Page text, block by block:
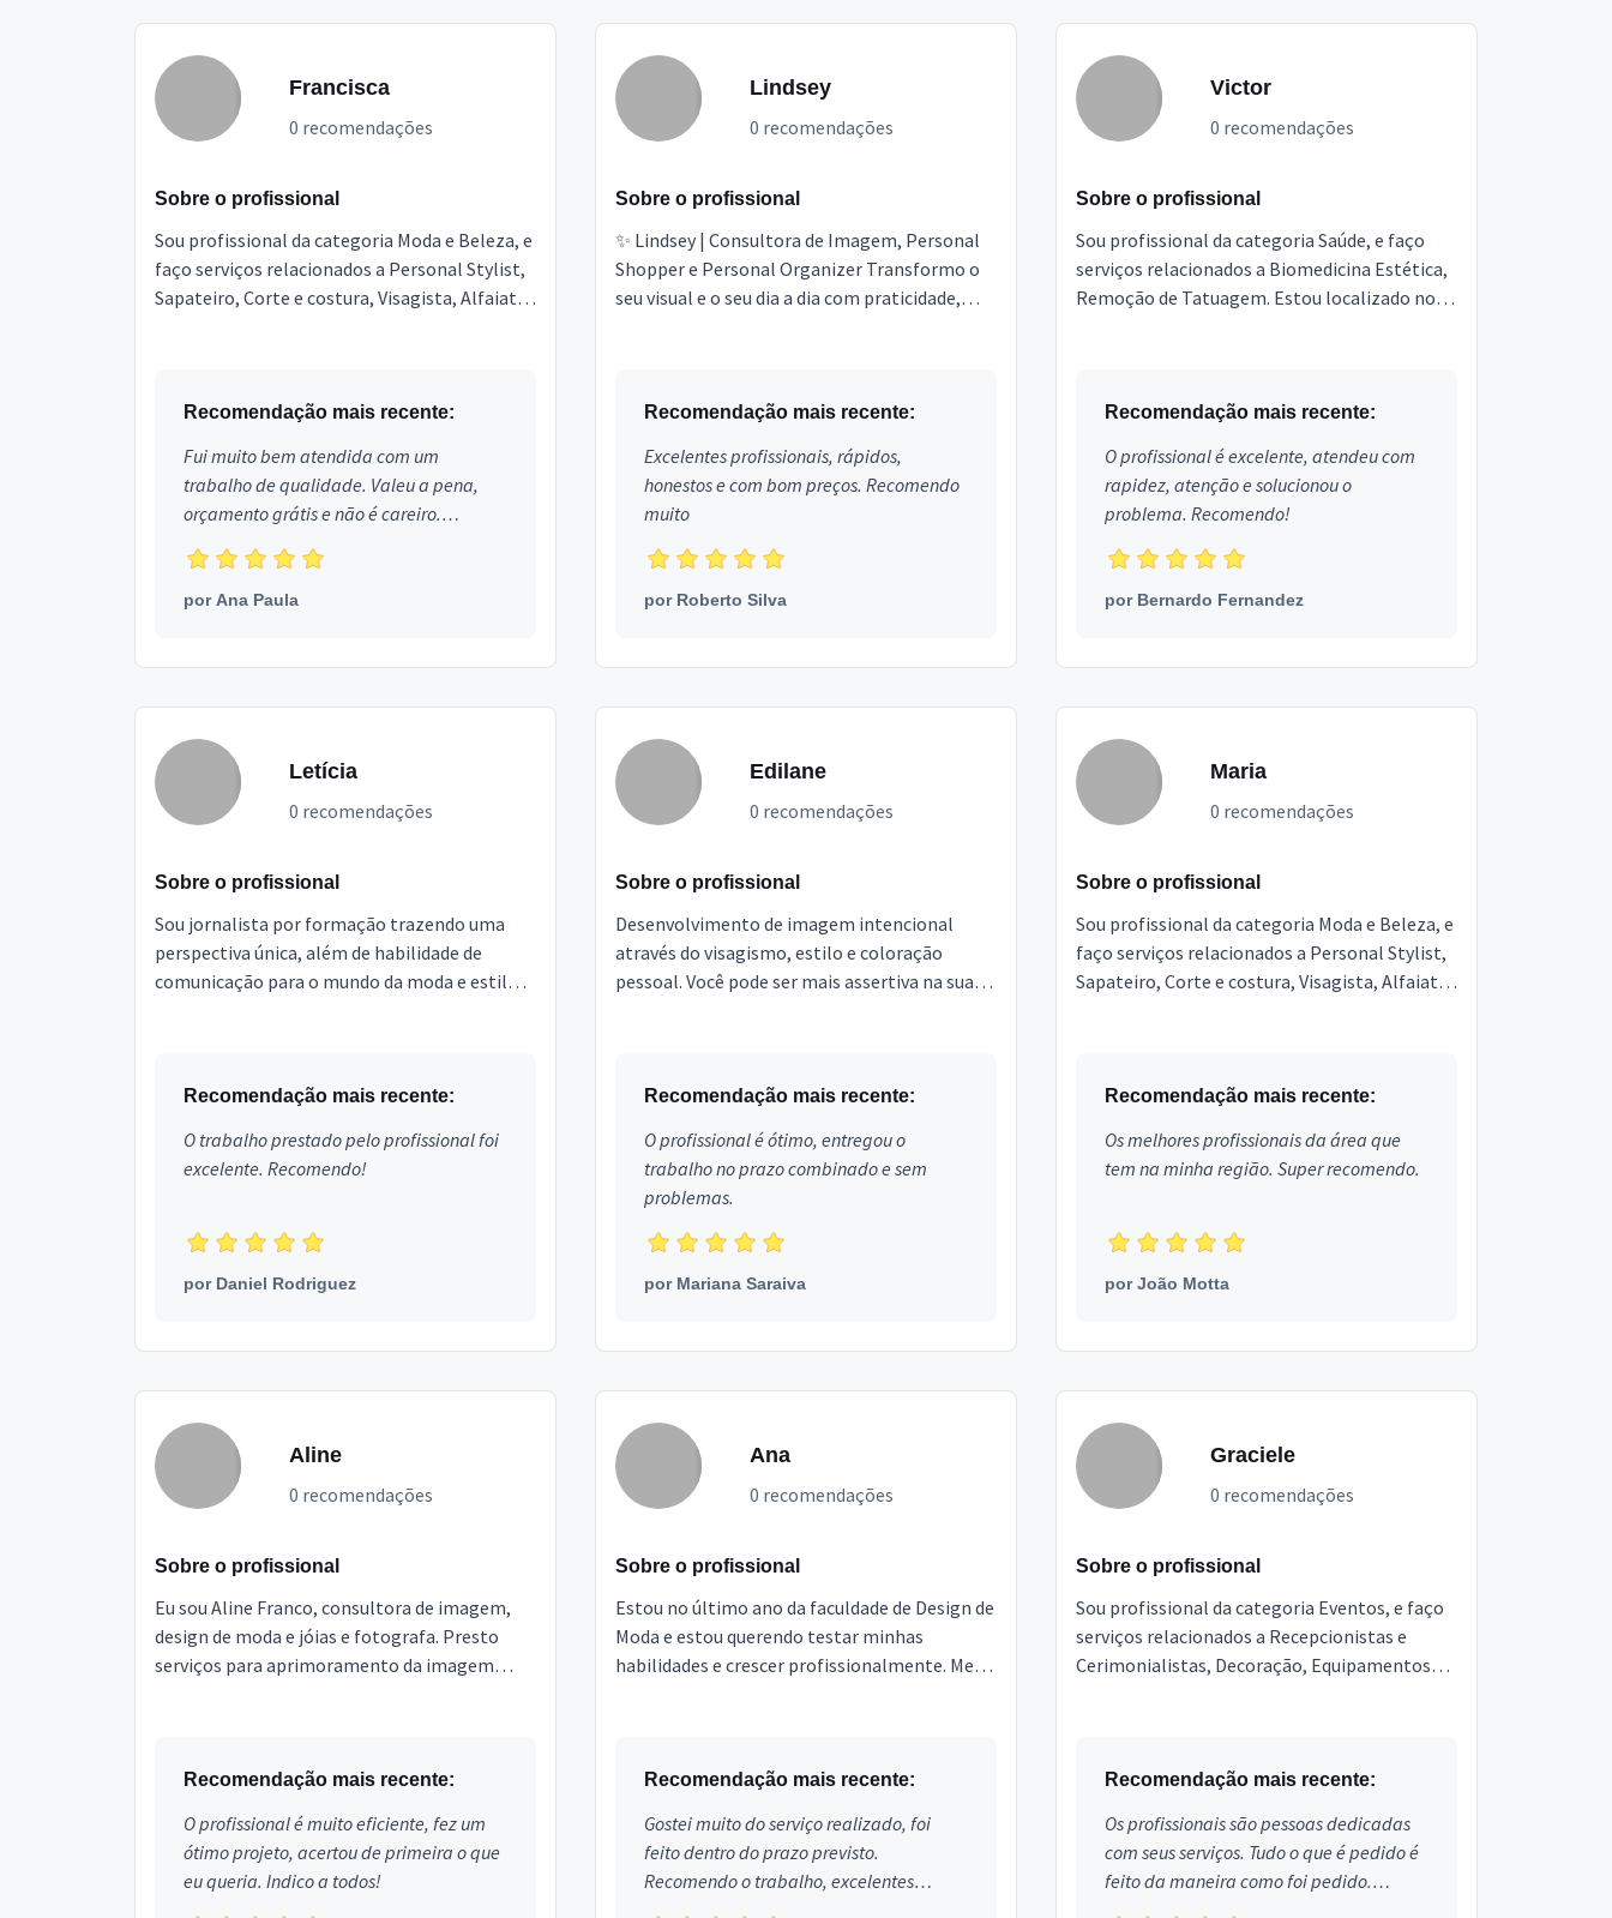
Francisca
0 recomendações
Sobre o profissional
Sou profissional da categoria Moda e Beleza, e
faço serviços relacionados a Personal Stylist,
Sapateiro, Corte e costura, Visagista, Alfaiate.
Recomendação mais recente:
Fui muito bem atendida com um
trabalho de qualidade. Valeu a pena,
orçamento grátis e não é careiro.
Obrigada!
por Ana Paula
Lindsey
0 recomendações
Sobre o profissional
✨ Lindsey | Consultora de Imagem, Personal
Shopper e Personal Organizer Transformo o
seu visual e o seu dia a dia com praticidade,
Recomendação mais recente:
Excelentes profissionais, rápidos,
honestos e com bom preços. Recomendo
muito
por Roberto Silva
Victor
0 recomendações
Sobre o profissional
Sou profissional da categoria Saúde, e faço
serviços relacionados a Biomedicina Estética,
Remoção de Tatuagem. Estou localizado no
Recomendação mais recente:
O profissional é excelente, atendeu com
rapidez, atenção e solucionou o
problema. Recomendo!
por Bernardo Fernandez
Letícia
0 recomendações
Sobre o profissional
Sou jornalista por formação trazendo uma
perspectiva única, além de habilidade de
comunicação para o mundo da moda e estilo
Recomendação mais recente:
O trabalho prestado pelo profissional foi
excelente. Recomendo!
por Daniel Rodriguez
Edilane
0 recomendações
Sobre o profissional
Desenvolvimento de imagem intencional
através do visagismo, estilo e coloração
pessoal. Você pode ser mais assertiva na suas
Recomendação mais recente:
O profissional é ótimo, entregou o
trabalho no prazo combinado e sem
problemas.
por Mariana Saraiva
Maria
0 recomendações
Sobre o profissional
Sou profissional da categoria Moda e Beleza, e
faço serviços relacionados a Personal Stylist,
Sapateiro, Corte e costura, Visagista, Alfaiate.
Recomendação mais recente:
Os melhores profissionais da área que
tem na minha região. Super recomendo.
porJoão Motta
Aline
0 recomendações
Sobre o profissional
Eu sou Aline Franco, consultora de imagem,
design de moda e jóias e fotografa. Presto
serviços para aprimoramento da imagem
Recomendação mais recente:
O profissional é muito eficiente, fez um
ótimo projeto, acertou de primeira o que
eu queria. Indico a todos!
Ana
0 recomendações
Sobre o profissional
Estou no último ano da faculdade de Design de
Moda e estou querendo testar minhas
habilidades e crescer profissionalmente. Meu
Recomendação mais recente:
Gostei muito do serviço realizado, foi
feito dentro do prazo previsto.
Recomendo o trabalho, excelentes
profissionais.
Graciele
0 recomendações
Sobre o profissional
Sou profissional da categoria Eventos, e faço
serviços relacionados a Recepcionistas e
Cerimonialistas, Decoração, Equipamentos
Recomendação mais recente:
Os profissionais são pessoas dedicadas
com seus serviços. Tudo o que é pedido é
feito da maneira como foi pedido.
Aprovado!